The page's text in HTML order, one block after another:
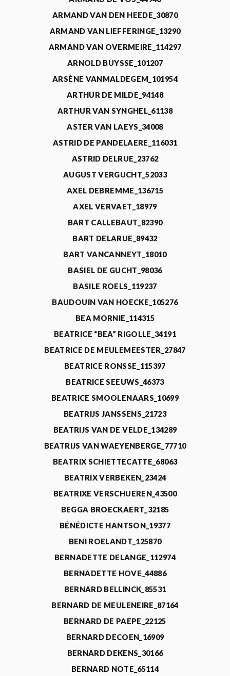
ARMAND VAN DEN HEEDE_30870
ARMAND VAN LIEFFERINGE_13290
ARMAND VAN OVERMEIRE_114297
ARNOLD BUYSSE_101207
ARSÈNE VANMALDEGEM_101954
ARTHUR DE MILDE_94148
ARTHUR VAN SYNGHEL_61138
ASTER VAN LAEYS_34008
ASTRID DE PANDELAERE_116031
ASTRID DELRUE_23762
AUGUST VERGUCHT_52033
AXEL DEBREMME_136715
AXEL VERVAET_18979
BART CALLEBAUT_82390
BART DELARUE_89432
BART VANCANNEYT_18010
BASIEL DE GUCHT_98036
BASILE ROELS_119237
BAUDOUIN VAN HOECKE_105276
BEA MORNIE_114315
BEATRICE “BEA” RIGOLLE_34191
BEATRICE DE MEULEMEESTER_27847
BEATRICE RONSSE_115397
BEATRICE SEEUWS_46373
BEATRICE SMOOLENAARS_10699
BEATRIJS JANSSENS_21723
BEATRIJS VAN DE VELDE_134289
BEATRIJS VAN WAEYENBERGE_77710
BEATRIX SCHIETTECATTE_68063
BEATRIX VERBEKEN_23424
BEATRIXE VERSCHUEREN_43500
BEGGA BROECKAERT_32185
BÉNÉDICTE HANTSON_19377
BENI ROELANDT_125870
BERNADETTE DELANGE_112974
BERNADETTE HOVE_44886
BERNARD BELLINCK_85531
BERNARD DE MEULENEIRE_87164
BERNARD DE PAEPE_22125
BERNARD DECOEN_16909
BERNARD DEKENS_30166
BERNARD NOTE_65114